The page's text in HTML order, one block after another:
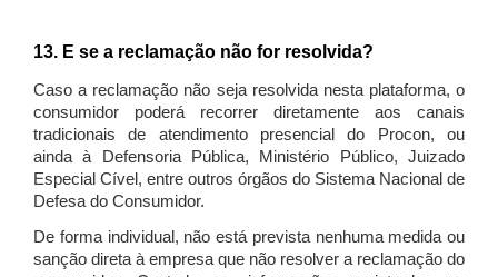
13. E se a reclamação não for resolvida?
Caso a reclamação não seja resolvida nesta plataforma, o
consumidor poderá recorrer diretamente aos canais
tradicionais de atendimento presencial do Procon, ou
ainda à Defensoria Pública, Ministério Público, Juizado
Especial Cível, entre outros órgãos do Sistema Nacional de
Defesa do Consumidor.
De forma individual, não está prevista nenhuma medida ou
sanção direta à empresa que não resolver a reclamação do